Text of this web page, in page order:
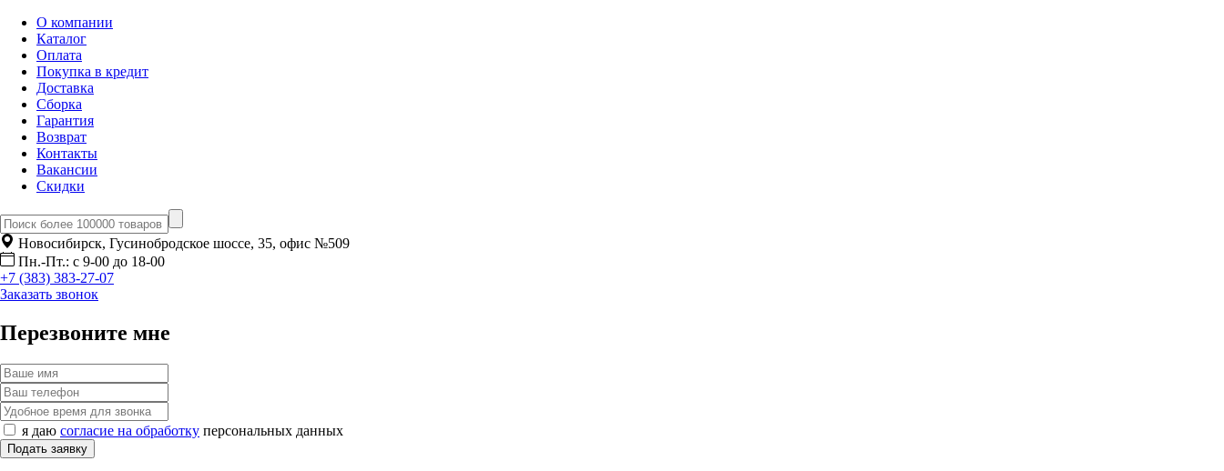
О компании
Каталог
Оплата
Покупка в кредит
Доставка
Сборка
Гарантия
Возврат
Контакты
Вакансии
Скидки
Новосибирск, Гусинобродское шоссе, 35, офис №509
Пн.-Пт.: с 9-00 до 18-00
+7 (383) 383-27-07
Заказать звонок
Перезвоните мне
я даю согласие на обработку персональных данных